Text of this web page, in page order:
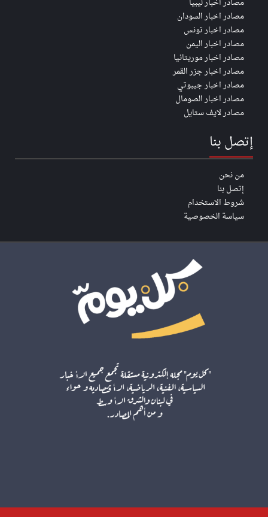
مصادر اخبار السودان
مصادر اخبار تونس
مصادر اخبار اليمن
مصادر اخبار موريتانيا
مصادر اخبار جزر القمر
مصادر اخبار جيبوتي
مصادر اخبار الصومال
مصادر لايف ستايل
إتصل بنا
من نحن
إتصل بنا
شروط الاستخدام
سياسة الخصوصية